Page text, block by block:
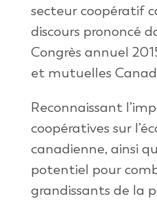
secteur coopératif
discours prononcé
Congrès annuel
et mutuelles
Reconnaissant
coopératives sur
canadienne, ainsi
potentiel pour
grandissants de la